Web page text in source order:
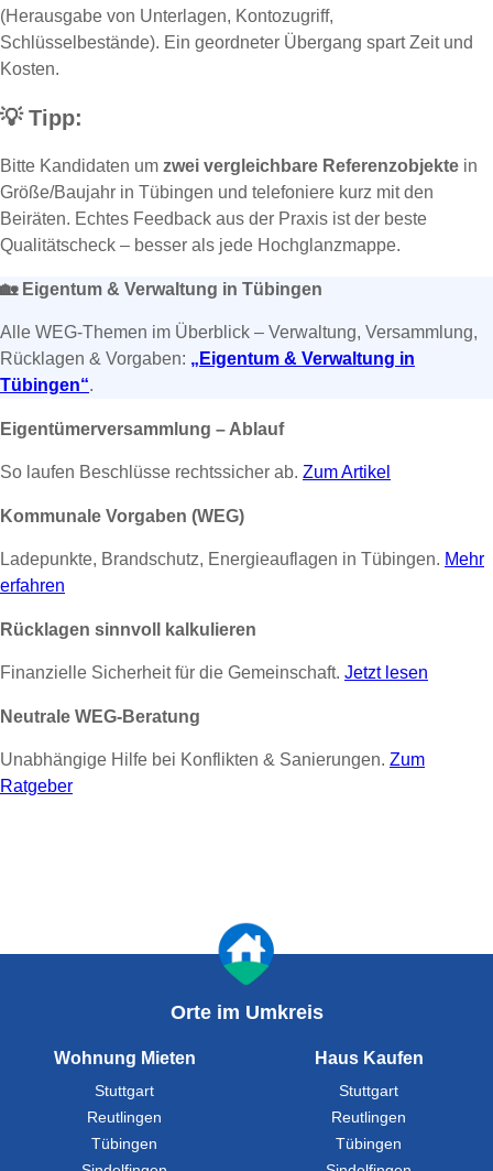
(Herausgabe von Unterlagen, Kontozugriff,
Schlüsselbestände). Ein geordneter Übergang spart Zeit und
Kosten.
💡Tipp:
Bitte Kandidaten um zwei vergleichbare Referenzobjekte in
Größe/Baujahr in Tübingen und telefoniere kurz mit den
Beiräten. Echtes Feedback aus der Praxis ist der beste
Qualitätscheck – besser als jede Hochglanzmappe.
🏡 Eigentum & Verwaltung in Tübingen
Alle WEG-Themen im Überblick – Verwaltung, Versammlung,
Rücklagen & Vorgaben: „Eigentum & Verwaltung in
Tübingen“.
Eigentümerversammlung – Ablauf
So laufen Beschlüsse rechtssicher ab. Zum Artikel
Kommunale Vorgaben (WEG)
Ladepunkte, Brandschutz, Energieauflagen in Tübingen. Mehr
erfahren
Rücklagen sinnvoll kalkulieren
Finanzielle Sicherheit für die Gemeinschaft. Jetzt lesen
Neutrale WEG-Beratung
Unabhängige Hilfe bei Konflikten & Sanierungen. Zum
Ratgeber
Orte im Umkreis
Wohnung Mieten
Stuttgart
Reutlingen
Tübingen
Haus Kaufen
Stuttgart
Reutlingen
Tübingen